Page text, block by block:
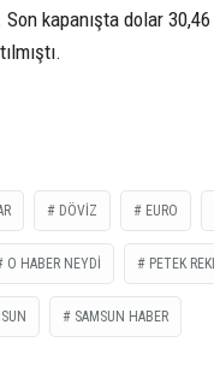
Son kapanışta dolar
DÖVİZ EURO
O HABER NEYDİ PETEK
SAMSUN HABER